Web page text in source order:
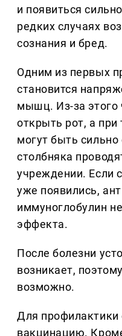
и появиться
редких случаях
сознания и бред.
Одним из первых
становится
мышц. Из-за этого
открыть рот, а
могут быть
столбняка
учреждении. Если
уже появились,
иммуноглобулин
эффекта.
После болезни
возникает,
возможно.
Для профилактики
вакцинацию.